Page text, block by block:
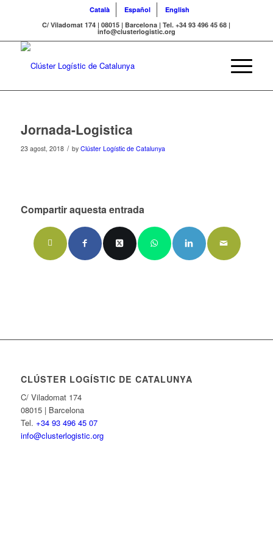
Català Español
English
C/ Viladomat 174 | 08015 | Barcelona | Tel. +34 93 496 45 68 |
info@clusterlogistic.org
Jornada-Logistica
23 agost, 2018 / by Clúster Logístic de Catalunya
Compartir aquesta entrada
CLÚSTER LOGÍSTIC DE CATALUNYA
C/ Viladomat 174
08015 | Barcelona
Tel. +34 93 496 45 07
info@clusterlogistic.org